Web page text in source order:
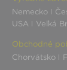
Nemecko
USA
Veľká
Obchodné
Chorvátsko